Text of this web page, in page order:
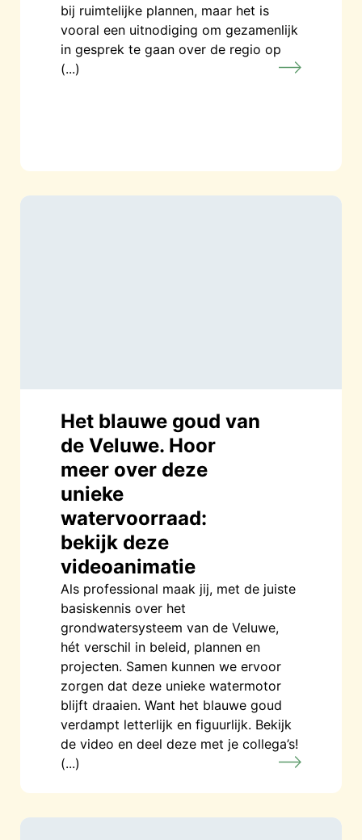
bij ruimtelijke plannen, maar het is
vooral een uitnodiging om gezamenlijk
in gesprek te gaan over de regio op
(...)
Het blauwe goud van
de Veluwe. Hoor
meer over deze
unieke
watervoorraad:
bekijk deze
videoanimatie
Als professional maak jij, met de juiste
basiskennis over het
grondwatersysteem van de Veluwe,
hét verschil in beleid, plannen en
projecten. Samen kunnen we ervoor
zorgen dat deze unieke watermotor
blijft draaien. Want het blauwe goud
verdampt letterlijk en figuurlijk. Bekijk
de video en deel deze met je collega’s!
(...)